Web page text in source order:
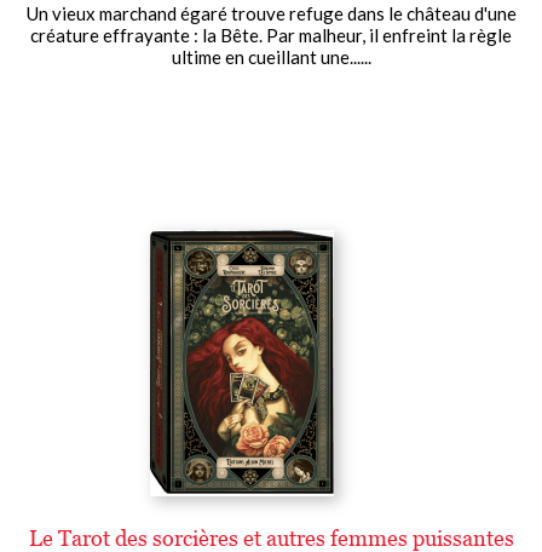
Un vieux marchand égaré trouve refuge dans le château d'une
créature effrayante : la Bête. Par malheur, il enfreint la règle
ultime en cueillant une......
Le Tarot des sorcières et autres femmes puissantes